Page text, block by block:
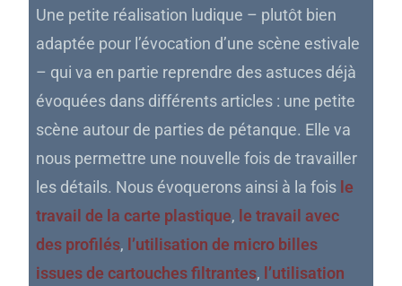
Une petite réalisation ludique – plutôt bien
adaptée pour l’évocation d’une scène estivale
– qui va en partie reprendre des astuces déjà
évoquées dans différents articles : une petite
scène autour de parties de pétanque. Elle va
nous permettre une nouvelle fois de travailler
les détails. Nous évoquerons ainsi à la fois le
travail de la carte plastique, le travail avec
des profilés, l’utilisation de micro billes
issues de cartouches filtrantes, l’utilisation